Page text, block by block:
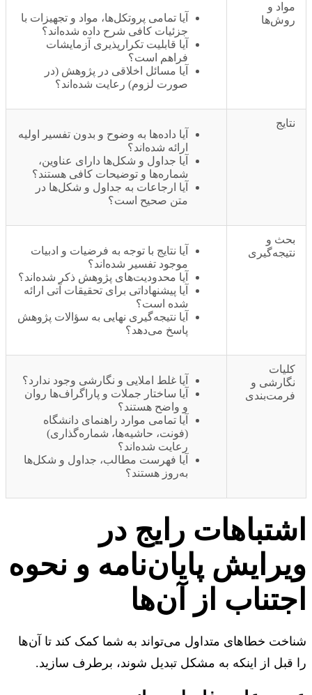
مواد و
روش‌ها
آیا تمامی پروتکل‌ها، مواد و تجهیزات با
جزئیات کافی شرح داده شده‌اند؟
آیا قابلیت تکرارپذیری آزمایشات
فراهم است؟
آیا مسائل اخلاقی در پژوهش (در
صورت لزوم) رعایت شده‌اند؟
نتایج
آیا داده‌ها به وضوح و بدون تفسیر اولیه
ارائه شده‌اند؟
آیا جداول و شکل‌ها دارای عناوین،
شماره‌ها و توضیحات کافی هستند؟
آیا ارجاعات به جداول و شکل‌ها در
متن صحیح است؟
بحث و
نتیجه‌گیری
آیا نتایج با توجه به فرضیات و ادبیات
موجود تفسیر شده‌اند؟
آیا محدودیت‌های پژوهش ذکر شده‌اند؟
آیا پیشنهاداتی برای تحقیقات آتی ارائه
شده است؟
آیا نتیجه‌گیری نهایی به سؤالات پژوهش
پاسخ می‌دهد؟
کلیات
نگارشی و
فرمت‌بندی
آیا غلط املایی و نگارشی وجود ندارد؟
آیا ساختار جملات و پاراگراف‌ها روان
و واضح هستند؟
آیا تمامی موارد راهنمای دانشگاه
(فونت، حاشیه‌ها، شماره‌گذاری)
رعایت شده‌اند؟
آیا فهرست مطالب، جداول و شکل‌ها
به‌روز هستند؟
رایج در
پایان‌نامه و نحوه
از آن‌ها
خطاهای متداول می‌تواند به شما کمک کند تا آن‌ها
قبل از اینکه به مشکل تبدیل شوند، برطرف سازید.